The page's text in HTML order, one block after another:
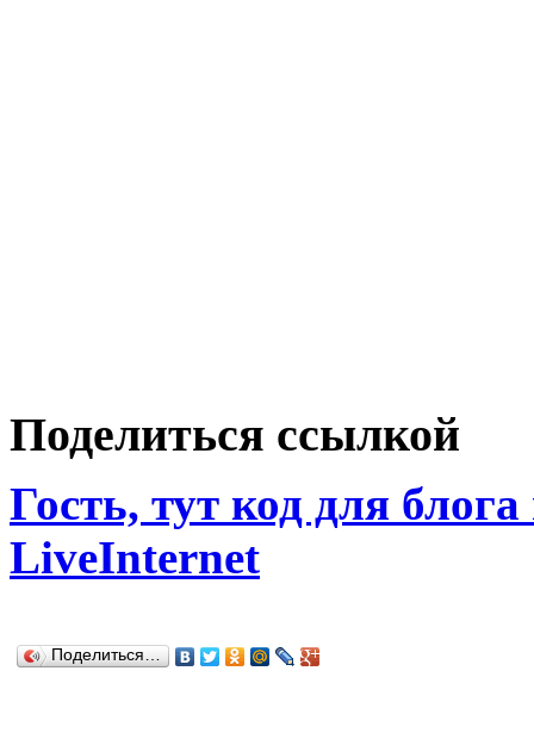
Поделиться ссылкой
Гость, тут код для
LiveInternet
Поделиться…